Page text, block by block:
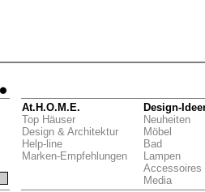
At.H.O.M.E.
Top Häuser
Design & Architektur
Help-line
Marken-Empfehlungen
Design-
Neuheiten
Möbel
Bad
Lampen
Accessoires
Media